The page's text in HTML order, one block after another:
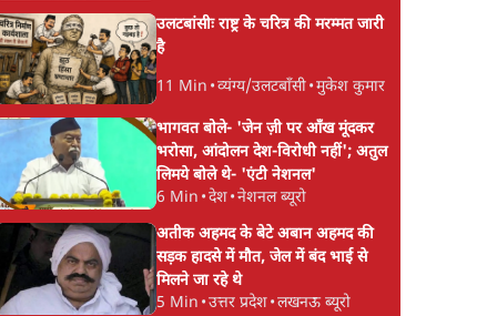
उलटबांसीः राष्ट्र के चरित्र की मरम्मत जारी
है
11 Min •व्यंग्य/उलटबाँसी•मुकेश कुमार
भागवत बोले- 'जेन ज़ी पर आँख मूंदकर
भरोसा, आंदोलन देश-विरोधी नहीं'; अतुल
लिमये बोले थे- 'एंटी नेशनल'
6 Min •देश•नेशनल ब्यूरो
अतीक अहमद के बेटे अबान अहमद की
सड़क हादसे में मौत, जेल में बंद भाई से
मिलने जा रहे थे
5 Min •उत्तर प्रदेश•लखनऊ ब्यूरो